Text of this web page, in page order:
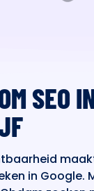
SEO
in Google.